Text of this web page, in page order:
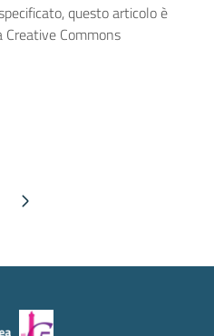
questo articolo è
Commons
successiva